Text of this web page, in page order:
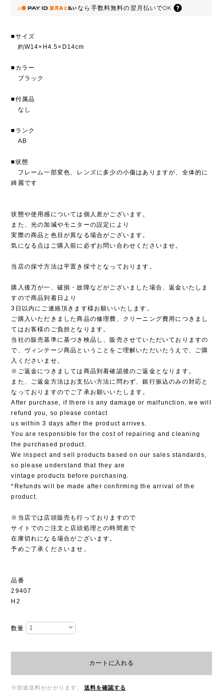
なら 手数料無料の翌月払いでOK
■サイズ
約W14×H4.5×D14cm
■カラー
ブラック
■付属品
なし
■ランク
AB
■状態
フレーム一部変色、レンズに多少の小傷はありますが、全体的に
綺麗です
状態や使用感については個人差がございます。
また、光の加減やモニターの設定により
実際の商品と色目が異なる場合がございます。
気になる点はご購入前に必ずお問い合わせくださいませ。
当店の採寸方法は平置き採寸となっております。
購入後万が一、破損・故障などがございました場合、返金いたしま
すので商品到着日より
3日以内にご連絡頂きます様お願いいたします。
ご購入いただきました商品の修理費、クリーニング費用につきまし
てはお客様のご負担となります。
当社の販売基準に基づき検品し、販売させていただいておりますの
で、ヴィンテージ商品ということをご理解いただいたうえで、ご購
入くださいませ。
※ご返金につきましては商品到着確認後のご返金となります。
また、ご返金方法はお支払い方法に問わず、銀行振込のみの対応と
なっておりますのでご了承お願いいたします。
After purchase, if there is any damage or malfunction, we will
refund you, so please contact
us within 3 days after the product arrives.
You are responsible for the cost of repairing and cleaning
the purchased product.
We inspect and sell products based on our sales standards,
so please understand that they are
vintage products before purchasing.
*Refunds will be made after confirming the arrival of the
product.
※当店では店頭販売も行っておりますので
サイトでのご注文と店頭処理との時間差で
在庫切れになる場合がございます。
予めご了承くださいませ。
品番
29407
H2
数量
カートに入れる
※別途送料がかかります。 送料を確認する